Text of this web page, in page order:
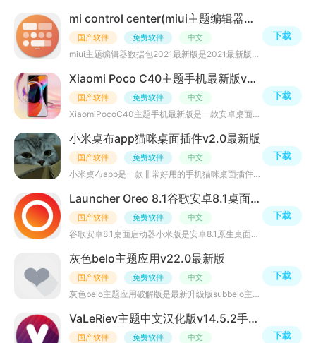
mi control center(miui主题编辑器数据包2024最新版)v3.8.0汉化版
国产软件 免费软件 中文
miui主题编辑器数据包2021最新版是2021最新版本的miui主题编辑器，可完美适配小米、华为、魅族、vivo等各大
下载
Xiaomi Poco C40主题手机最新版v3.1.90安卓版
国产软件 免费软件 中文
XiaomiPocoC40主题手机最新版是一款安卓桌面启动器主题，内置超多高清墙纸和壁纸素材，能自定义手机桌面图标
下载
小米桌布app猫咪桌面插件v2.0最新版
国产软件 免费软件 中文
小米桌布app是一款非常好用的手机猫咪桌面插件，小米桌布app为用户搜集了超多可爱的小猫咪照片壁纸，让你的
下载
Launcher Oreo 8.1谷歌安卓8.1桌面启动器小米版(安卓8.1原生桌面)v1.9手机版
国产软件 免费软件 中文
谷歌安卓8.1桌面启动器小米版是安卓8.1原生桌面软件，安卓8.1启动器虽说现在比较老了，但是启动器总体很流畅
下载
灰色belo主题应用v22.0最新版
国产软件 免费软件 中文
灰色belo主题应用破解版是最新升级版subbelo主题软件，专为AOSP定制系统打造，内置安卓8.1-安卓10全部主题图
下载
VaLeRiev主题中文汉化版v14.5.2手机最新版
国产软件 免费软件 中文 下载